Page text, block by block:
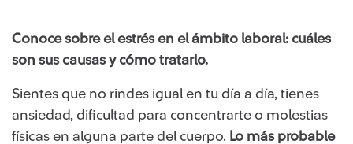
Conoce sobre el estrés en el ámbito laboral: cuáles
son sus causas y cómo tratarlo.
Sientes que no rindes igual en tu día a día, tienes
ansiedad, dificultad para concentrarte o molestias
físicas en alguna parte del cuerpo. Lo más probable